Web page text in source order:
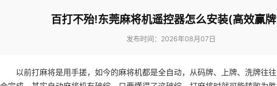
百打不殆!东莞麻将机遥控器怎么安装(高效赢
发布时间：2026年08月07日
以前打麻将是用手搓，如今的麻将机都是全自动，从码牌、上牌、洗牌往